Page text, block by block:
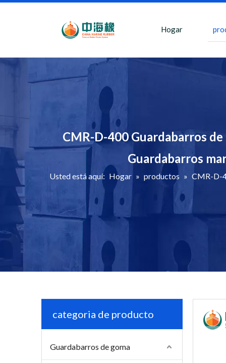
Hogar
CMR-D-400 Guardabarros
Guardabarros
Usted está aquí: Hogar » productos » CMR-D-
categoria de producto
Guardabarros de goma